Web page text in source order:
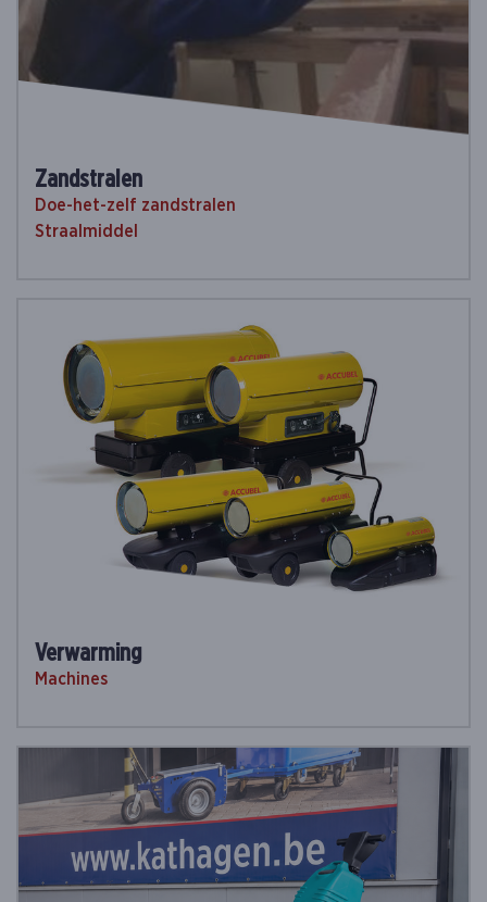
Zandstralen
Doe-het-zelf zandstralen
Straalmiddel
Verwarming
Machines